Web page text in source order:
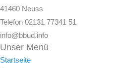
41460 Neuss
Telefon 02131 77341 51
info@bbud.info
Unser Menü
Startseite